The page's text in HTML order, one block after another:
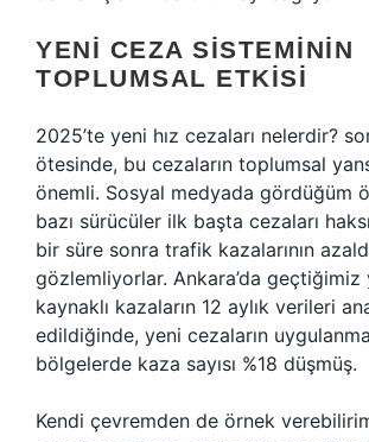
YENI CEZA SISTEMININ
TOPLUMSAL ETKISI
2025’te yeni hız cezaları nelerdir?
ötesinde, bu cezaların toplumsal
önemli. Sosyal medyada gördüğüm
bazı sürücüler ilk başta cezaları
bir süre sonra trafik kazalarının
gözlemliyorlar. Ankara’da geçtiğimiz
kaynaklı kazaların 12 aylık verileri
edildiğinde, yeni cezaların
bölgelerde kaza sayısı %18 düşmüş.
Kendi çevremden de örnek